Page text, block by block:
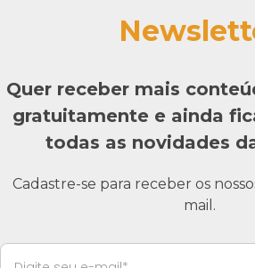
Quer receber mais
gratuitamente e ainda
todas as novidades
Cadastre-se para receber os
mail.